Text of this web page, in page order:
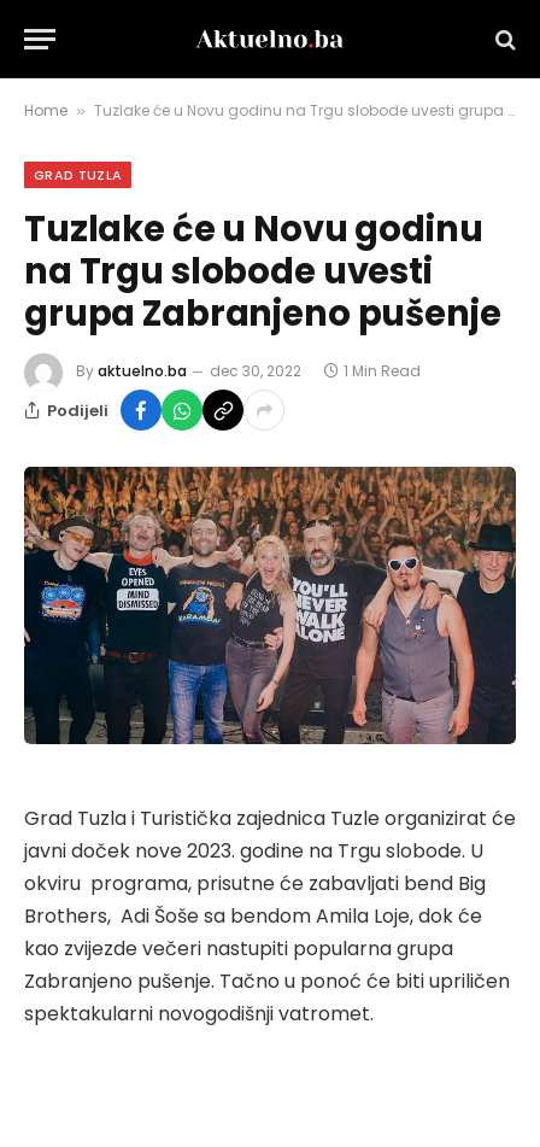
Home » Tuzlake će u Novu godinu na Trgu slobode uvesti grupa Zabranjeno pušenje
GRAD TUZLA
Tuzlake će u Novu godinu
na Trgu slobode uvesti
grupa Zabranjeno pušenje
Byaktuelno.ba dec 30, 2022 1 Min Read
Podijeli
Grad Tuzla i Turistička zajednica Tuzle organizirat će
javni doček nove 2023. godine na Trgu slobode. U
okviru programa, prisutne će zabavljati bend Big
Brothers, Adi Šoše sa bendom Amila Loje, dok će
kao zvijezde večeri nastupiti popularna grupa
Zabranjeno pušenje. Tačno u ponoć će biti upriličen
spektakularni novogodišnji vatromet.